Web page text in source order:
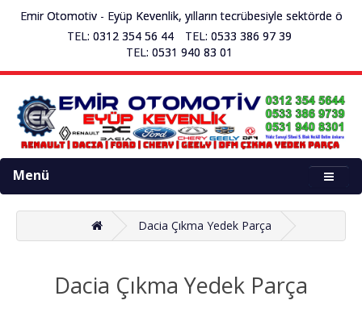
Otomotiv - Eyüp Kevenlik, yılların tecrübesiyle sektörde öncü
TEL: 0312 354 56 44
TEL: 0533 386 97 39
TEL: 0531 940 83 01
Menü
Dacia Çıkma Yedek Parça
Dacia Çıkma Yedek Parça